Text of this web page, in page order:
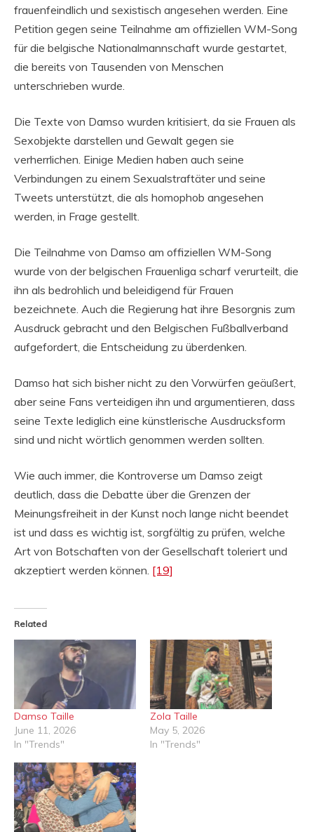
frauenfeindlich und sexistisch angesehen werden. Eine
Petition gegen seine Teilnahme am offiziellen WM-Song
für die belgische Nationalmannschaft wurde gestartet,
die bereits von Tausenden von Menschen
unterschrieben wurde.
Die Texte von Damso wurden kritisiert, da sie Frauen als
Sexobjekte darstellen und Gewalt gegen sie
verherrlichen. Einige Medien haben auch seine
Verbindungen zu einem Sexualstraftäter und seine
Tweets unterstützt, die als homophob angesehen
werden, in Frage gestellt.
Die Teilnahme von Damso am offiziellen WM-Song
wurde von der belgischen Frauenliga scharf verurteilt, die
ihn als bedrohlich und beleidigend für Frauen
bezeichnete. Auch die Regierung hat ihre Besorgnis zum
Ausdruck gebracht und den Belgischen Fußballverband
aufgefordert, die Entscheidung zu überdenken.
Damso hat sich bisher nicht zu den Vorwürfen geäußert,
aber seine Fans verteidigen ihn und argumentieren, dass
seine Texte lediglich eine künstlerische Ausdrucksform
sind und nicht wörtlich genommen werden sollten.
Wie auch immer, die Kontroverse um Damso zeigt
deutlich, dass die Debatte über die Grenzen der
Meinungsfreiheit in der Kunst noch lange nicht beendet
ist und dass es wichtig ist, sorgfältig zu prüfen, welche
Art von Botschaften von der Gesellschaft toleriert und
akzeptiert werden können. [19]
Related
Damso Taille
June 11, 2026
In "Trends"
Zola Taille
May 5, 2026
In "Trends"